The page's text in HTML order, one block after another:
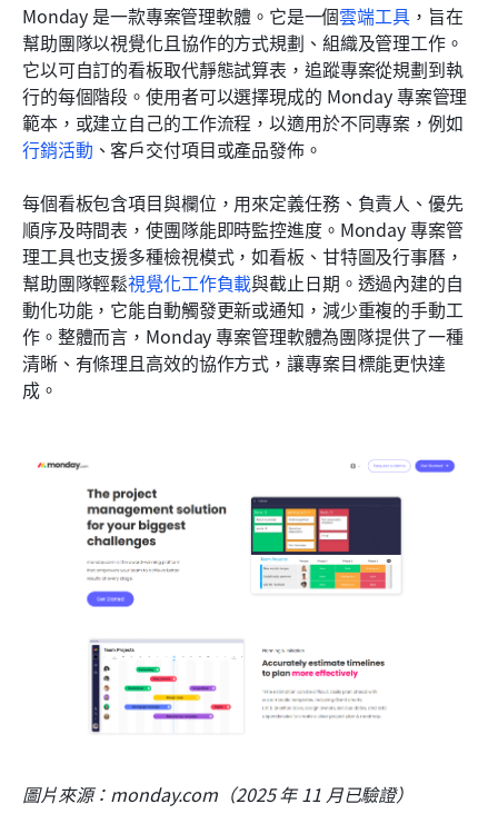
Monday 是一款專案管理軟體。它是一個雲端工具，旨在
幫助團隊以視覺化且協作的方式規劃、組織及管理工作。
它以可自訂的看板取代靜態試算表，追蹤專案從規劃到執
行的每個階段。使用者可以選擇現成的 Monday 專案管理
範本，或建立自己的工作流程，以適用於不同專案，例如
行銷活動 、客戶交付項目或產品發佈。
每個看板包含項目與欄位，用來定義任務、負責人、優先
順序及時間表，使團隊能即時監控進度。Monday 專案管
理工具也支援多種檢視模式，如看板、甘特圖及行事曆，
幫助團隊輕鬆視覺化工作負載與截止日期。透過內建的自
動化功能，它能自動觸發更新或通知，減少重複的手動工
作。整體而言，Monday 專案管理軟體為團隊提供了一種
清晰、有條理且高效的協作方式，讓專案目標能更快達
成。
圖片來源：monday.com（2025 年 11 月已驗證）